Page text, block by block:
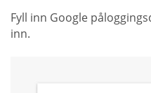
Fyll inn Google
inn.